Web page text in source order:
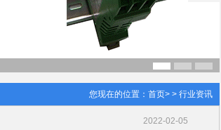
您现在的位置： 首页> > 行业资讯
2022-02-05